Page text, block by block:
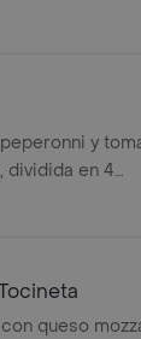
y
dividida en 4
queso